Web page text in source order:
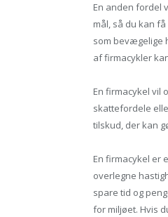
En anden fordel
mål, så du kan
som bevægelige
af firmacykler
En firmacykel vil
skattefordele
tilskud, der kan
En firmacykel er
overlegne
spare tid og
for miljøet. Hvis